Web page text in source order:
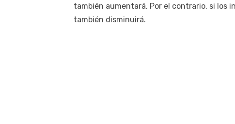
también aumentará. Por el contrario, si los
también disminuirá.